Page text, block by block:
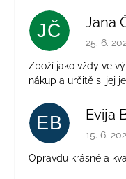
JČ Jana
25. 6.
Zboží jako vždy ve
nákup a určitě si jej
EB Evija
15. 6.
Opravdu krásné a